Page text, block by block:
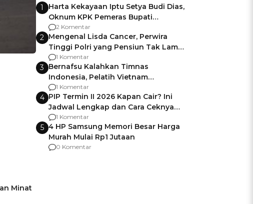
Minat
1
Harta Kekayaan Iptu Setya Budi Dias,
Oknum KPK Pemeras Bupati
Pemalang
2 Komentar
2 Mengenal Lisda Cancer, Perwira
Tinggi Polri yang Pensiun Tak Lama
Usai Jadi Brigjen
1 Komentar
3 Bernafsu Kalahkan Timnas
Indonesia, Pelatih Vietnam
Berencana Pakai Jimat di Pakansari
1 Komentar
4 PIP Termin II 2026 Kapan Cair? Ini
Jadwal Lengkap dan Cara Ceknya
agar Dana Tidak Hangus!
1 Komentar
5 4 HP Samsung Memori Besar Harga
Murah Mulai Rp1 Jutaan
0 Komentar